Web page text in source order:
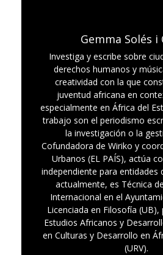
Gemma Solés i
Investiga y escribe sobre
derechos humanos y
creatividad con la que
juventud africana en
especialmente en África del
trabajo son el periodismo
la investigación o la
Cofundadora de Wiriko y
Urbanos (EL PAÍS), actúa
independiente para entidades
actualmente, es Técnica
Internacional en el
Licenciada en Filosofía (UB),
Estudios Africanos y
en Culturas y Desarrollo en
(URV).